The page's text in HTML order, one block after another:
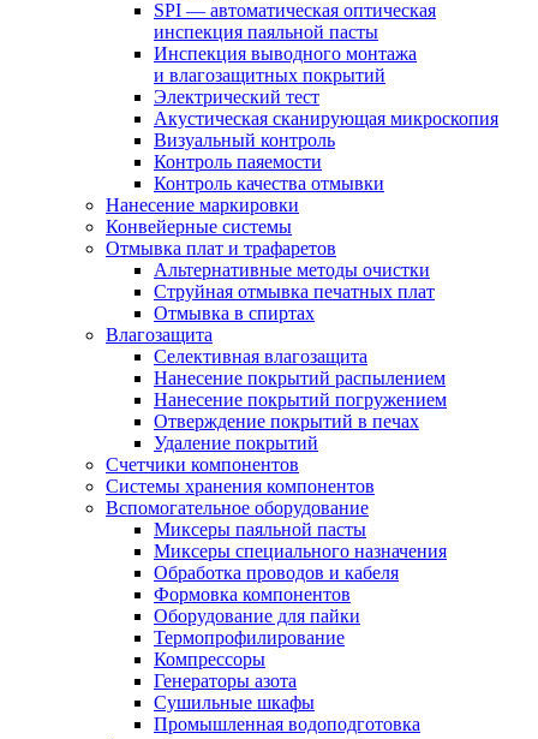
SPI — автоматическая оптическая
инспекция паяльной пасты
Инспекция выводного монтажа
и влагозащитных покрытий
Электрический тест
Акустическая сканирующая микроскопия
Визуальный контроль
Контроль паяемости
Контроль качества отмывки
Нанесение маркировки
Конвейерные системы
Отмывка плат и трафаретов
Альтернативные методы очистки
Струйная отмывка печатных плат
Отмывка в спиртах
Влагозащита
Селективная влагозащита
Нанесение покрытий распылением
Нанесение покрытий погружением
Отверждение покрытий в печах
Удаление покрытий
Счетчики компонентов
Системы хранения компонентов
Вспомогательное оборудование
Миксеры паяльной пасты
Миксеры специального назначения
Обработка проводов и кабеля
Формовка компонентов
Оборудование для пайки
Термопрофилирование
Компрессоры
Генераторы азота
Сушильные шкафы
Промышленная водоподготовка